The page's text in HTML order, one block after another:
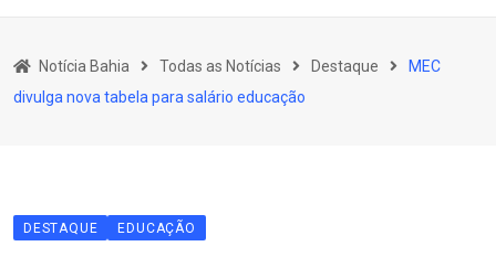
Educação
Esporte
Notícia Bahia Todas as Notícias Destaque
MEC
divulga nova tabela para salário educação
DESTAQUE EDUCAÇÃO